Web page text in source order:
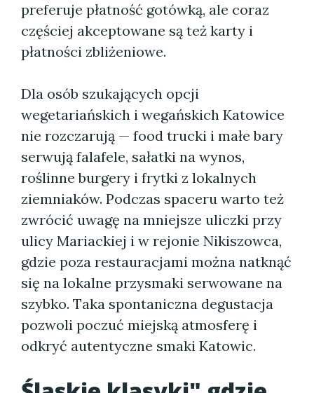
preferuje płatność gotówką, ale coraz
częściej akceptowane są też karty i
płatności zbliżeniowe.
Dla osób szukających opcji
wegetariańskich i wegańskich Katowice
nie rozczarują — food trucki i małe bary
serwują falafele, sałatki na wynos,
roślinne burgery i frytki z lokalnych
ziemniaków. Podczas spaceru warto też
zwrócić uwagę na mniejsze uliczki przy
ulicy Mariackiej i w rejonie Nikiszowca,
gdzie poza restauracjami można natknąć
się na lokalne przysmaki serwowane na
szybko. Taka spontaniczna degustacja
pozwoli poczuć miejską atmosferę i
odkryć autentyczne smaki Katowic.